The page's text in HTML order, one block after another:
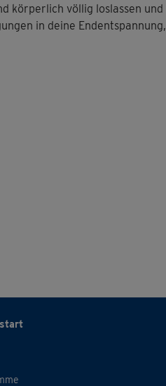
körperlich völlig loslassen und
in deine